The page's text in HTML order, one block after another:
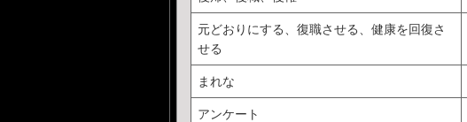
元どおりにする、復職させる、健康を回復さ
せる
まれな
アンケート